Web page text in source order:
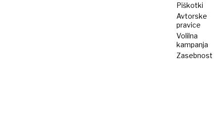
Piškotki
Avtorske
pravice
Volilna
kampanja
Zasebnost